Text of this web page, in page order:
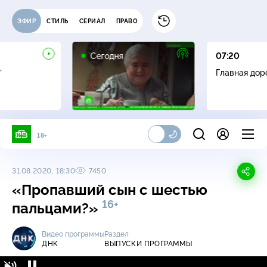
ЭФИР СТИЛЬ СЕРИАЛ ПРАВО
Сегодня
07:20
Главная
18+
31.08.2020, 18:30 7450
«Пропавший сын с шестью
пальцами?» 16+
Видео программы
ДНК
Раздел
ВЫПУСКИ ПРОГРАММЫ